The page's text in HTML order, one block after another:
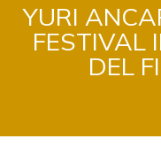
YURI
FESTIVAL
DEL